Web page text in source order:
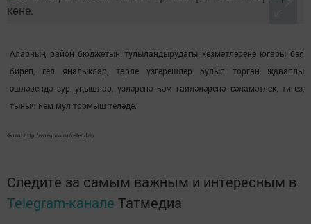
Аларның район бюджетын тулыландыру­дагы хезмәтләренә югары бәя
биреп, гел яңалыклар, төрле үзгәрешләр булып тор­ган җаваплы
эшләрендә зур уңышлар, үзләренә һәм гаиләләренә сәламәтлек, тигез,
тыныч һәм мул тормыш теләде.
Фото: http://voenpro.ru/celendar/
Следите за самым важным и интересным в
Telegram-канале Татмедиа